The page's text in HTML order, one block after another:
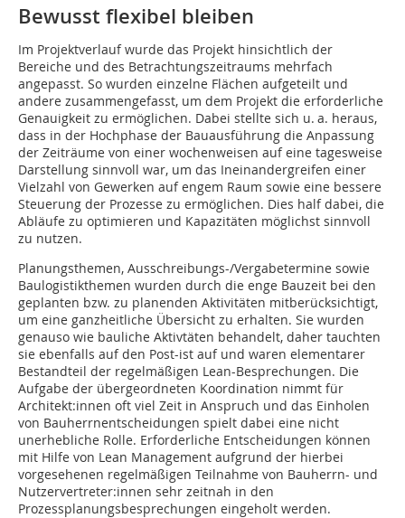
Bewusst flexibel bleiben
Im Projektverlauf wurde das Projekt hinsichtlich der
Bereiche und des Betrachtungszeitraums mehrfach
angepasst. So wurden einzelne Flächen aufgeteilt und
andere zusammengefasst, um dem Projekt die erforderliche
Genauigkeit zu ermöglichen. Dabei stellte sich u. a. heraus,
dass in der Hochphase der Bauausführung die Anpassung
der Zeiträume von einer wochenweisen auf eine tagesweise
Darstellung sinnvoll war, um das Ineinandergreifen einer
Vielzahl von Gewerken auf engem Raum sowie eine bessere
Steuerung der Prozesse zu ermöglichen. Dies half dabei, die
Abläufe zu optimieren und Kapazitäten möglichst sinnvoll
zu nutzen.
Planungsthemen, Ausschreibungs-/Vergabetermine sowie
Baulogistikthemen wurden durch die enge Bauzeit bei den
geplanten bzw. zu planenden Aktivitäten mitberücksichtigt,
um eine ganzheitliche Übersicht zu erhalten. Sie wurden
genauso wie bauliche Aktivtäten behandelt, daher tauchten
sie ebenfalls auf den Post-ist auf und waren elementarer
Bestandteil der regel­mäßigen Lean-Besprechungen. Die
Aufgabe der übergeordneten Koordination nimmt für
Architekt:innen oft viel Zeit in Anspruch und das Einholen
von Bauherrnentscheidungen spielt dabei eine nicht
unerhebliche Rolle. Erforderliche Entscheidungen können
mit Hilfe von Lean Management aufgrund der hierbei
vorgesehenen regelmäßigen Teilnahme von Bauherrn- und
Nutzervertreter:innen sehr zeitnah in den
Prozessplanungsbesprechungen eingeholt werden.